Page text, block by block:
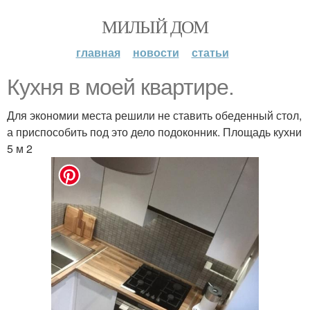
МИЛЫЙ ДОМ
главная новости статьи
Кухня в моей квартире.
Для экономии места решили не ставить обеденный стол,
а приспособить под это дело подоконник. Площадь кухни
5 м 2